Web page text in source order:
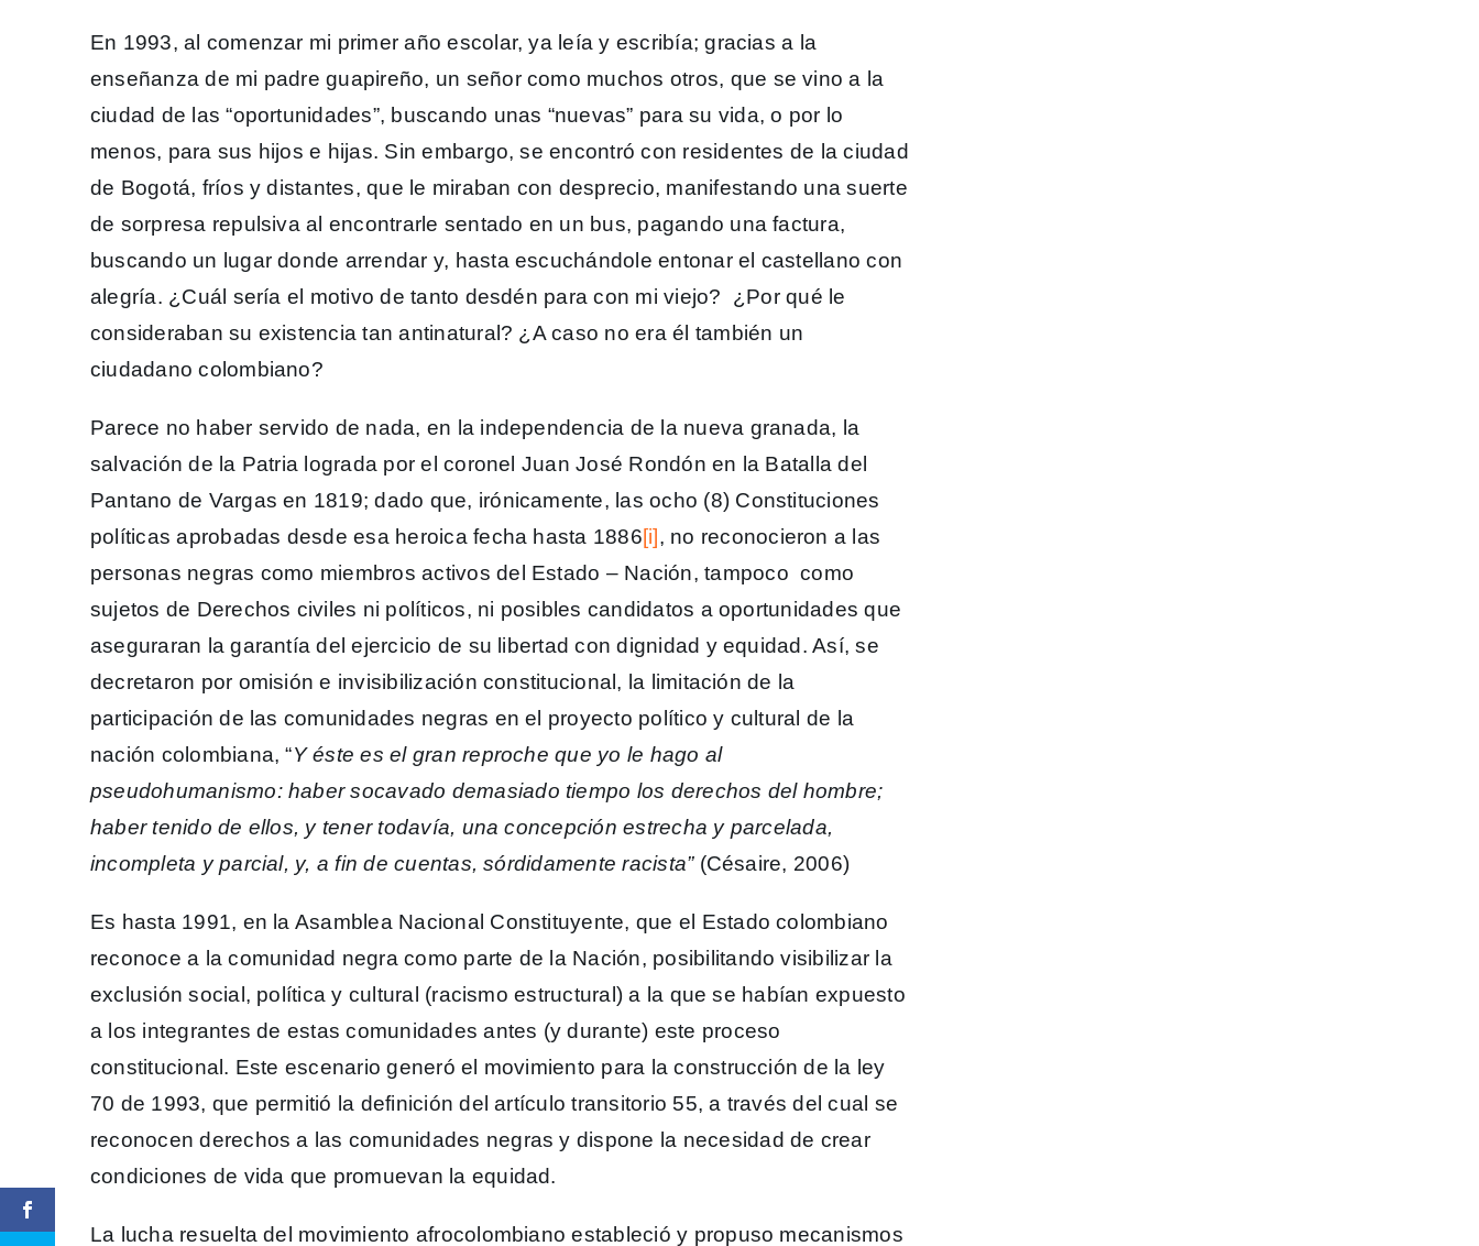
En 1993, al comenzar mi primer año escolar, ya leía y escribía; gracias a la
enseñanza de mi padre guapireño, un señor como muchos otros, que se vino a la
ciudad de las “oportunidades”, buscando unas “nuevas” para su vida, o por lo
menos, para sus hijos e hijas. Sin embargo, se encontró con residentes de la ciudad
de Bogotá, fríos y distantes, que le miraban con desprecio, manifestando una suerte
de sorpresa repulsiva al encontrarle sentado en un bus, pagando una factura,
buscando un lugar donde arrendar y, hasta escuchándole entonar el castellano con
alegría. ¿Cuál sería el motivo de tanto desdén para con mi viejo? ¿Por qué le
consideraban su existencia tan antinatural? ¿A caso no era él también un
ciudadano colombiano?
Parece no haber servido de nada, en la independencia de la nueva granada, la
salvación de la Patria lograda por el coronel Juan José Rondón en la Batalla del
Pantano de Vargas en 1819; dado que, irónicamente, las ocho (8) Constituciones
políticas aprobadas desde esa heroica fecha hasta 1886[i], no reconocieron a las
personas negras como miembros activos del Estado – Nación, tampoco como
sujetos de Derechos civiles ni políticos, ni posibles candidatos a oportunidades que
aseguraran la garantía del ejercicio de su libertad con dignidad y equidad. Así, se
decretaron por omisión e invisibilización constitucional, la limitación de la
participación de las comunidades negras en el proyecto político y cultural de la
nación colombiana, “Y éste es el gran reproche que yo le hago al
pseudohumanismo: haber socavado demasiado tiempo los derechos del hombre;
haber tenido de ellos, y tener todavía, una concepción estrecha y parcelada,
incompleta y parcial, y, a fin de cuentas, sórdidamente racista” (Césaire, 2006)
Es hasta 1991, en la Asamblea Nacional Constituyente, que el Estado colombiano
reconoce a la comunidad negra como parte de la Nación, posibilitando visibilizar la
exclusión social, política y cultural (racismo estructural) a la que se habían expuesto
a los integrantes de estas comunidades antes (y durante) este proceso
constitucional. Este escenario generó el movimiento para la construcción de la ley
70 de 1993, que permitió la definición del artículo transitorio 55, a través del cual se
reconocen derechos a las comunidades negras y dispone la necesidad de crear
condiciones de vida que promuevan la equidad.
La lucha resuelta del movimiento afrocolombiano estableció y propuso mecanismos